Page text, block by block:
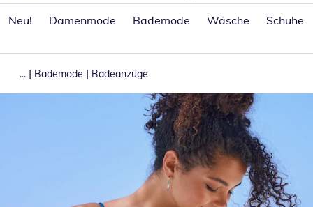
Neu!
Damenmode Bademode Wäsche Schuhe
... | Bademode | Badeanzüge